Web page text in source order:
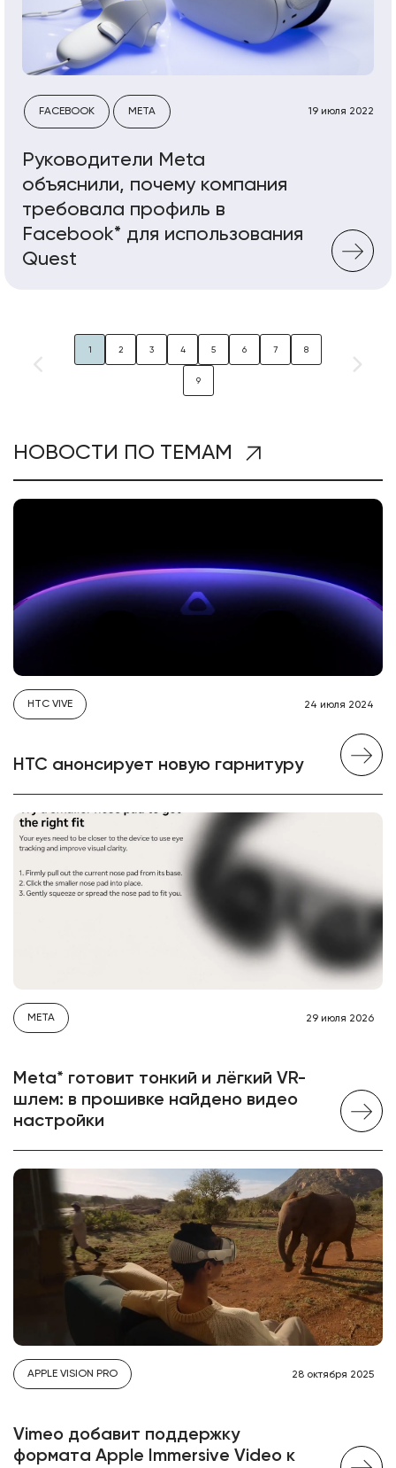
FACEBOOK META 19 июля 2022
Руководители Meta
объяснили, почему компания
требовала профиль в
Facebook* для использования
Quest
1 2 3 4 5 6 7 8
9
НОВОСТИ ПО ТЕМАМ
HTC VIVE 24 июля 2024
HTC анонсирует новую гарнитуру
META 29 июля 2026
Meta* готовит тонкий и лёгкий VR-
шлем: в прошивке найдено видео
настройки
APPLE VISION PRO 28 октября 2025
Vimeo добавит поддержку
формата Apple Immersive Video к